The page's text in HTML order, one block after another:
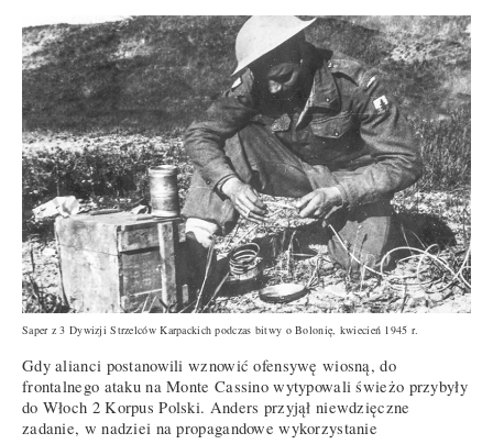
Saper z 3 Dywizji Strzelców Karpackich podczas bitwy o Bolonię, kwiecień 1945 r.
Gdy alianci postanowili wznowić ofensywę wiosną, do
frontalnego ataku na Monte Cassino wytypowali świeżo przybyły
do Włoch 2 Korpus Polski. Anders przyjął niewdzięczne
zadanie, w nadziei na propagandowe wykorzystanie